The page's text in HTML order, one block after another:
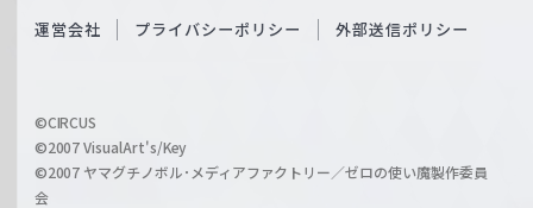
c
a
r
z
O
i
運営会社 プライバシーポリシー 外部送信ポリシー
©CIRCUS
©2007 VisualArt's/Key
©2007 ヤマグチノボル･メディアファクトリー／ゼロの使い魔製作委員
会